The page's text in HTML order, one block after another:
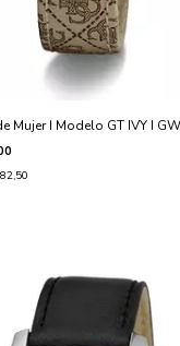
Mujer I Modelo GT IVY I